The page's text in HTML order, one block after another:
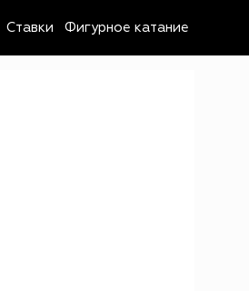
Ставки Фигурное катание